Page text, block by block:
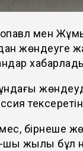
мен
жөндеуге
бірнеше
шы жылы бұл